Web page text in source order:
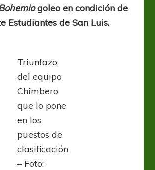
goleo en condición de
Estudiantes de San Luis.
Triunfazo
del equipo
Chimbero
que lo pone
en los
puestos de
clasificación
– Foto: